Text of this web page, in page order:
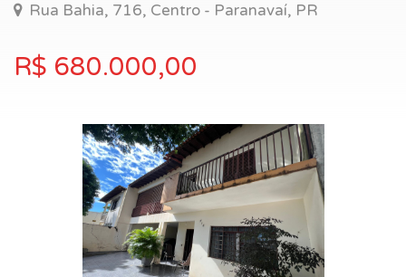
Rua Bahia, 716, Centro - Paranavaí, PR
R$ 680.000,00